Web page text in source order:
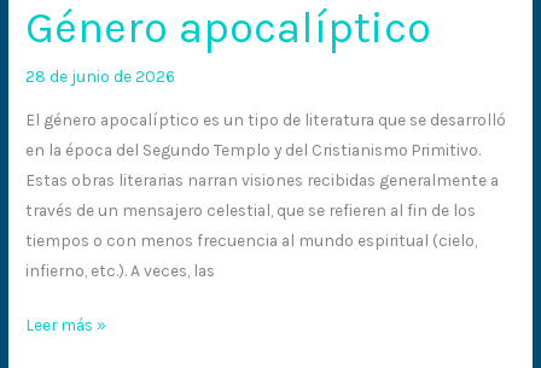
Género apocalíptico
28 de junio de 2026
El género apocalíptico es un tipo de literatura que se desarrolló
en la época del Segundo Templo y del Cristianismo Primitivo.
Estas obras literarias narran visiones recibidas generalmente a
través de un mensajero celestial, que se refieren al fin de los
tiempos o con menos frecuencia al mundo espiritual (cielo,
infierno, etc.). A veces, las
Género
apocalíptico
Leer más »